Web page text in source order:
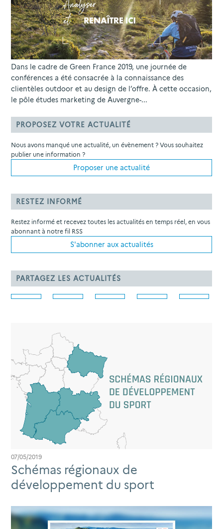
Dans le cadre de Green France 2019, une journée de
conférences a été consacrée à la connaissance des
clientèles outdoor et au design de l’offre. À cette occasion,
le pôle études marketing de Auvergne-...
PROPOSEZ VOTRE ACTUALITÉ
Nous avons manqué une actualité, un évènement ? Vous souhaitez
publier une information ?
Proposer une actualité
RESTEZ INFORMÉ
Restez informé et recevez toutes les actualités en temps réel, en vous
abonnant à notre fil RSS
S'abonner aux actualités
PARTAGEZ LES ACTUALITÉS
07/05/2019
Schémas régionaux de
développement du sport